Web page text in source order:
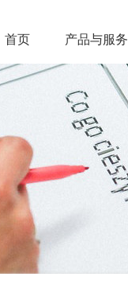
首页 产品与服务